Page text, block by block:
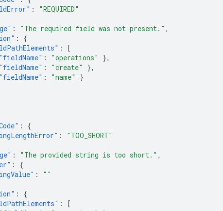
: "REQUIRED"
: "The required field was not present." ,
:
{
:
[
: "operations"
},
: "create"
},
: "name" }
:
{
: "TOO_SHORT"
: "The provided string is too short." ,
:
{
: ""
:
{
:
[